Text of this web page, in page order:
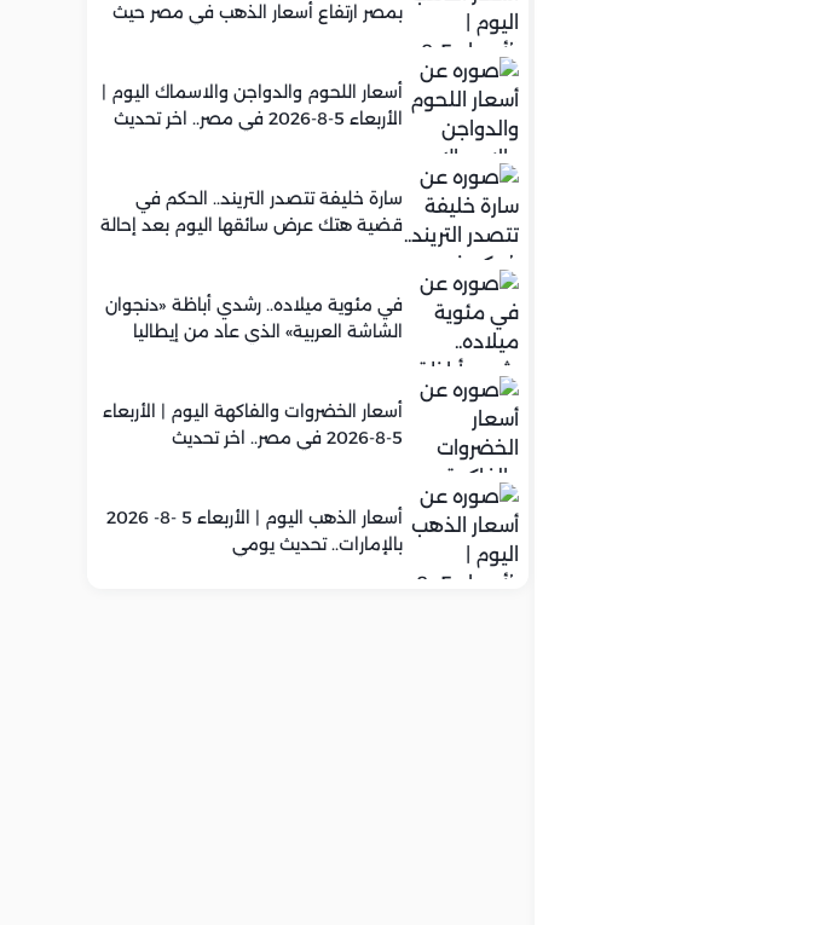
بمصر ارتفاع أسعار الذهب في مصر حيث
أسعار اللحوم والدواجن والاسماك اليوم |
الأربعاء 5-8-2026 في مصر.. اخر تحديث
سارة خليفة تتصدر التريند.. الحكم في
قضية هتك عرض سائقها اليوم بعد إحالة
في مئوية ميلاده.. رشدي أباظة «دنجوان
الشاشة العربية» الذي عاد من إيطاليا
أسعار الخضروات والفاكهة اليوم | الأربعاء
5-8-2026 في مصر.. اخر تحديث
أسعار الذهب اليوم | الأربعاء 5 -8- 2026
بالإمارات.. تحديث يومي